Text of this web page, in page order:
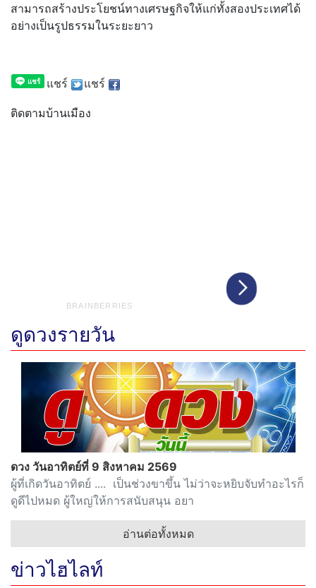
สามารถสร้างประโยชน์ทางเศรษฐกิจให้แก่ทั้งสองประเทศได้
อย่างเป็นรูปธรรมในระยะยาว
แชร์ แชร์
ติดตามบ้านเมือง
ดูดวงรายวัน
ดวง วันอาทิตย์ที่ 9 สิงหาคม 2569
ผู้ที่เกิดวันอาทิตย์ .... เป็นช่วงขาขึ้น ไม่ว่าจะหยิบจับทำอะไรก็
ดูดีไปหมด ผู้ใหญ่ให้การสนับสนุน อยา
อ่านต่อทั้งหมด
ข่าวไฮไลท์